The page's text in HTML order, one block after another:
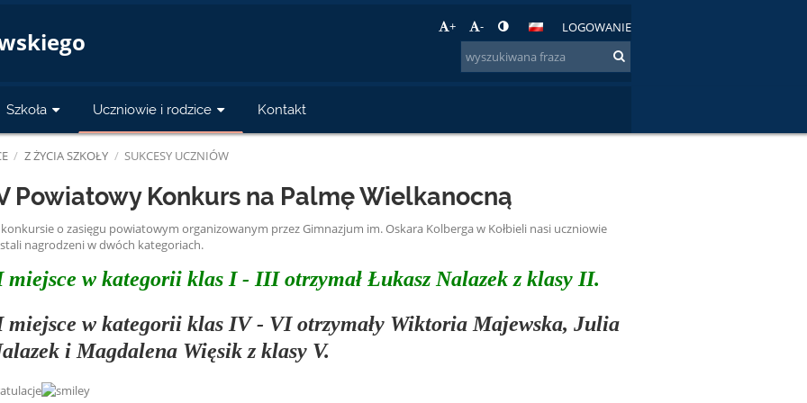
+ - LOGOWANIE
Szkoła Uczniowie i rodzice Kontakt
/ Z ŻYCIA SZKOŁY / SUKCESY UCZNIÓW
Powiatowy Konkurs na Palmę Wielkanocną
o zasięgu powiatowym organizowanym przez Gimnazjum im. Oskara Kolberga w Kołbieli nasi uczniowie
nagrodzeni w dwóch kategoriach.
miejsce w kategorii klas I - III otrzymał Łukasz Nalazek z klasy II.
miejsce w kategorii klas IV - VI otrzymały Wiktoria Majewska, Julia
i Magdalena Więsik z klasy V.